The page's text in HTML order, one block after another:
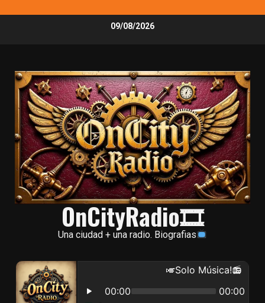
09/08/2026
OnCityRadio🎞
Una ciudad + una radio. Biografias